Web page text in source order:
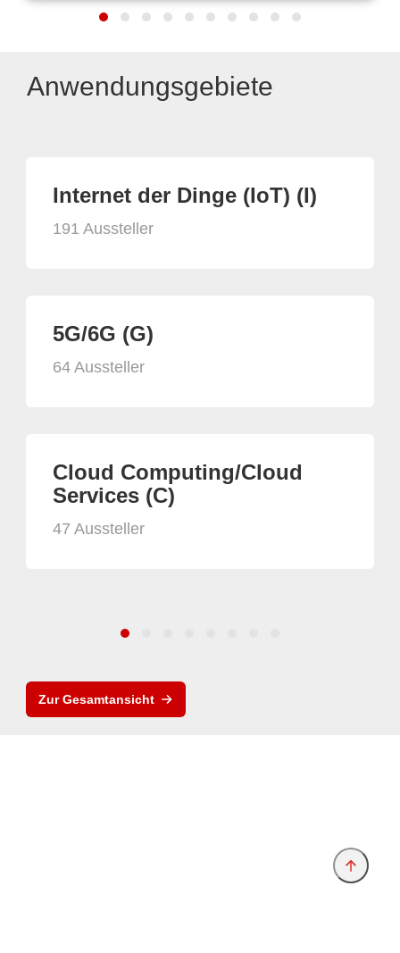
Anwendungsgebiete
Internet der Dinge (IoT) (I)
191 Aussteller
5G/6G (G)
64 Aussteller
Cloud Computing/Cloud
Services (C)
47 Aussteller
Zur Gesamtansicht